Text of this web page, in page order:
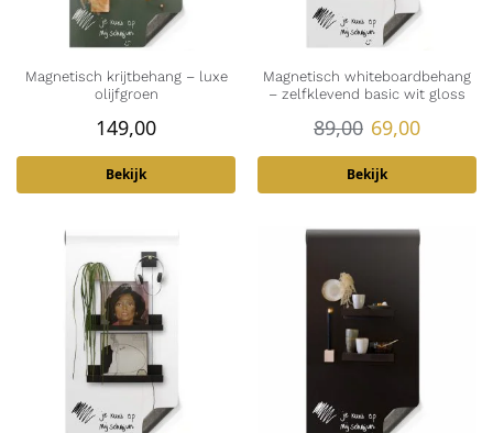
Magnetisch krijtbehang – luxe
olijfgroen
149,00
Bekijk
Magnetisch whiteboardbehang
– zelfklevend basic wit gloss
89,00 69,00
Bekijk